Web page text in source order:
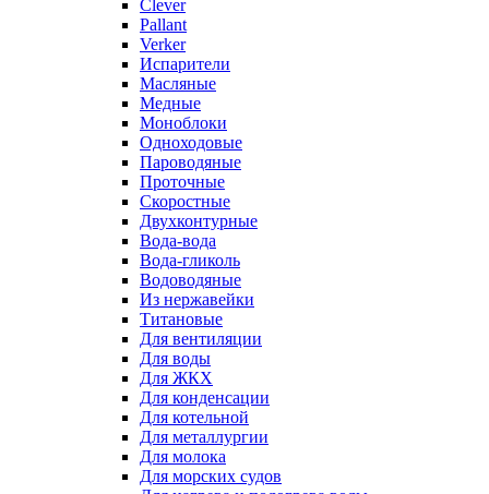
Clever
Pallant
Verker
Испарители
Масляные
Медные
Моноблоки
Одноходовые
Пароводяные
Проточные
Скоростные
Двухконтурные
Вода-вода
Вода-гликоль
Водоводяные
Из нержавейки
Титановые
Для вентиляции
Для воды
Для ЖКХ
Для конденсации
Для котельной
Для металлургии
Для молока
Для морских судов